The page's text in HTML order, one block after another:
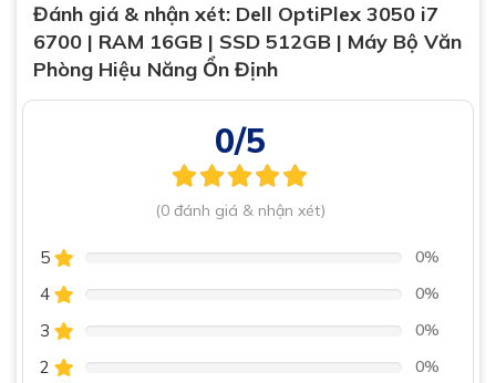
Hiệu năng mạnh mẽ với Intel Core i7 6700
Dell OptiPlex 3050 được trang bị
CPU Intel
Core i7 6700với 4 nhân 8 luồng, xung nhịp
Đánh giá & nhận xét: Dell OptiPlex 3050 i7
6700 | RAM 16GB | SSD 512GB | Máy Bộ Văn
Phòng Hiệu Năng Ổn Định
0/5
(0 đánh giá & nhận xét)
5 0%
4 0%
3 0%
2 0%